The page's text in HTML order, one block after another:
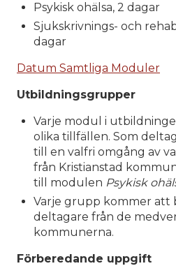
Psykisk ohälsa, 2 dagar
Sjukskrivnings- och
dagar
Datum Samtliga Moduler
Utbildningsgrupper
Varje modul i
olika tillfällen. Som
till en valfri omgång av
från Kristianstad
till modulen Psykisk
Varje grupp kommer att
deltagare från de
kommunerna.
Förberedande uppgift